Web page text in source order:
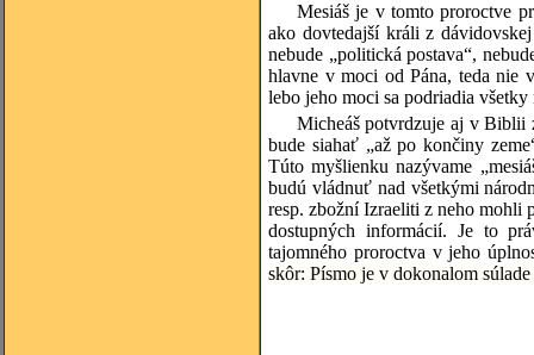
Mesiáš je v tomto proroctve
ako dovtedajší králi z
nebude „politická postava“,
hlavne v moci od Pána, teda nie
lebo jeho moci sa podriadia
Micheáš potvrdzuje aj v Biblii
bude siahať „až po končiny
Túto myšlienku nazývame
budú vládnuť nad všetkými
resp. zbožní Izraeliti z neho
dostupných informácií. Je to
tajomného proroctva v jeho
skôr: Písmo je v dokonalom